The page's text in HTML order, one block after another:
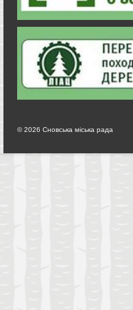
© 2026 Сновська міська рада